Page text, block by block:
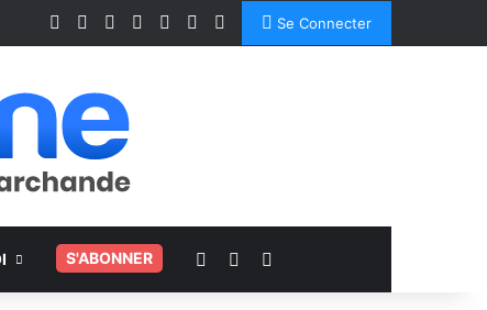
FacebookLinkedinYouTubeInstagram
SpotifyTikTokSe Connecter
S'ABONNER Voir votre panier
Switch skin